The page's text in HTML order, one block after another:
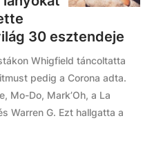
30 esztendeje
Whigfield táncoltatta
pedig a Corona adta.
Mo-Do, Mark’Oh, a La
Warren G. Ezt hallgatta a